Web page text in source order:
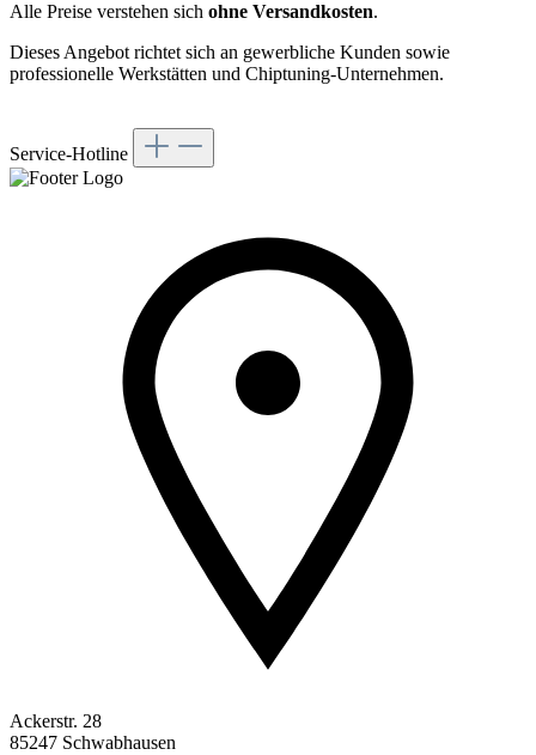
Alle Preise verstehen sich ohne Versandkosten.
Dieses Angebot richtet sich an gewerbliche Kunden sowie
professionelle Werkstätten und Chiptuning-Unternehmen.
Service-Hotline
Ackerstr. 28
85247 Schwabhausen